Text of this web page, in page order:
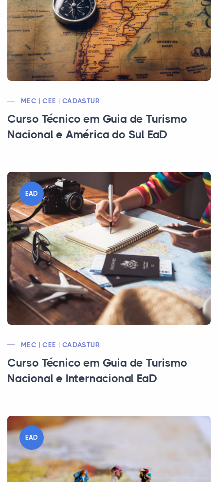
MEC | CEE | CADASTUR
Curso Técnico em Guia de Turismo
Nacional e América do Sul EaD
EAD
MEC | CEE | CADASTUR
Curso Técnico em Guia de Turismo
Nacional e Internacional EaD
EAD